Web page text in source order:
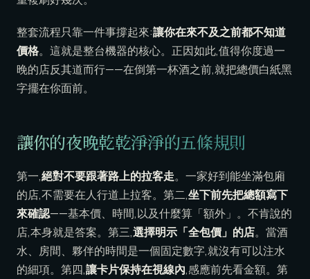
整套流程只靠一件事撐起來:讓你在來不及之前都不知道
價格。這就是整台機器的核心。正因如此,值得你度過一
晚的店反其道而行——在倒第一杯酒之前,就把總價白紙黑
字擺在你面前。
讓你的夜晚乾乾淨淨的五條規則
第一,絕對不要跟著路上的拉客走。一家好到能坐滿包廂
的店,不需要在人行道上拉客。第二,坐下前先把總額寫下
來確認——基本價、時間,以及什麼算「額外」。不肯說的
店,本身就是答案。第三,選擇明示「全包價」的店。當酒
水、房間、夥伴的時間是一個固定數字,就沒有可以注水
的細項。第四,讓卡片保持在視線內,感應前先看金額。第